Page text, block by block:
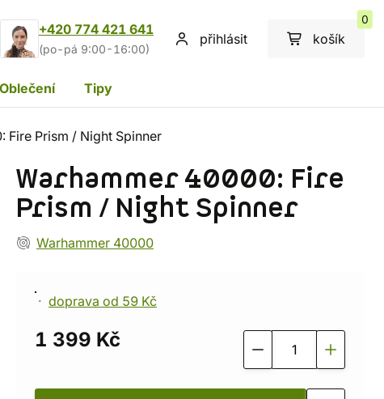
+420 774 421 641
(po-pá 9:00-16:00)
přihlásit košík
0
Oblečení Tipy
Fire Prism / Night Spinner
Warhammer 40000: Fire
Prism / Night Spinner
Warhammer 40000
doprava od 59 Kč
1 399 Kč